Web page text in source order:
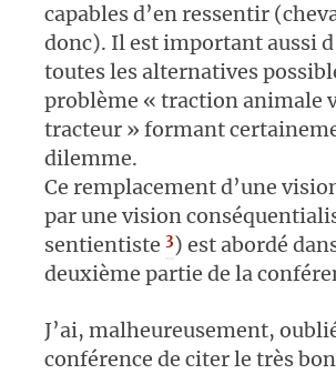
capables d’en ressentir
donc). Il est important aussi
toutes les alternatives
problème « traction animale
tracteur » formant
dilemme.
Ce remplacement d’une
par une vision
sentientiste 3) est abordé
deuxième partie de la
J’ai, malheureusement,
conférence de citer le très